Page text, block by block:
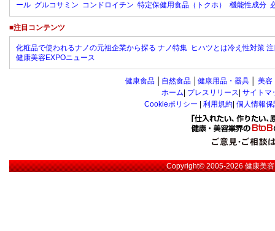
ール グルコサミン コンドロイチン 特定保健用食品（トクホ） 機能性成分
■注目コンテンツ
化粧品で使われるナノの元祖企業から探る ナノ特集 ヒハツとは冷え性対策
健康美容EXPOニュース
健康食品 自然食品 健康用品・器具 美容
ホーム プレスリリース サイトマ
Cookieポリシー
利用規約 個人情報
Copyright© 2005-2026健康美